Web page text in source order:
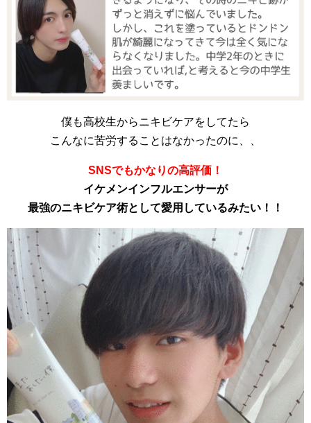
僕も高校生からニキビケアをしてたら
こんなに苦労することはなかったのに、、
SNSでもかなりの高評価！
イケメンインフルエンサーが
最強のニキビケア術として愛用しているみたい！！